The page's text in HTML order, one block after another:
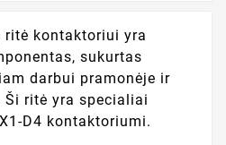
ritė kontaktoriui yra
sukurtas
darbui pramonėje ir
Ši ritė yra specialiai
D4 kontaktoriumi.